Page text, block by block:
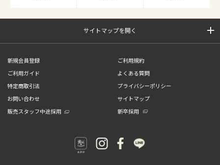
サイトマップを開く
新規会員登録
ご利用規約
ご利用ガイド
よくある質問
特定商取引法
プライバシーポリシー
お問い合わせ
サイトマップ
販売スタッフ中途採用
新卒採用